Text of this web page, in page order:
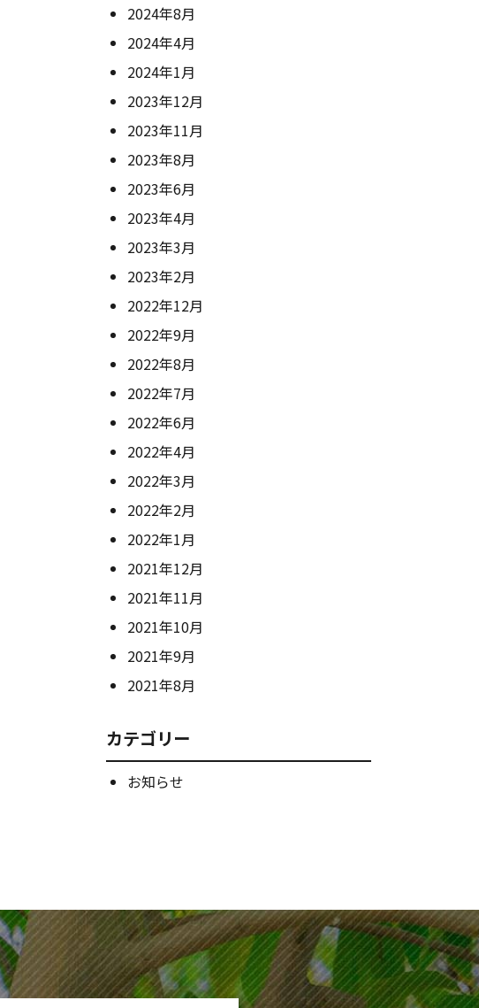
2024年8月
2024年4月
2024年1月
2023年12月
2023年11月
2023年8月
2023年6月
2023年4月
2023年3月
2023年2月
2022年12月
2022年9月
2022年8月
2022年7月
2022年6月
2022年4月
2022年3月
2022年2月
2022年1月
2021年12月
2021年11月
2021年10月
2021年9月
2021年8月
カテゴリー
お知らせ